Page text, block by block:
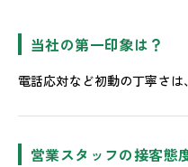
当社の第一印象は？
電話応対など初動の丁寧さは
営業スタッフの接客態